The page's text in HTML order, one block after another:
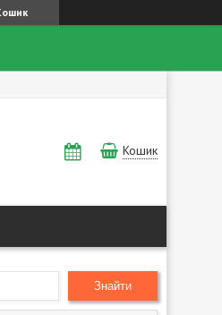
Кошик
Знайти